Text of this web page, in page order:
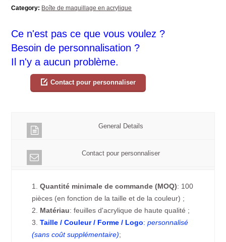
Category: Boîte de maquillage en acrylique
Ce n'est pas ce que vous voulez ?
Besoin de personnalisation ?
Il n'y a aucun problème.
Contact pour personnaliser
General Details
Contact pour personnaliser
1.Quantité minimale de commande (MOQ): 100
pièces (en fonction de la taille et de la couleur) ;
2. Matériau: feuilles d'acrylique de haute qualité ;
3.Taille / Couleur / Forme / Logo:personnalisé
(sans coût supplémentaire);